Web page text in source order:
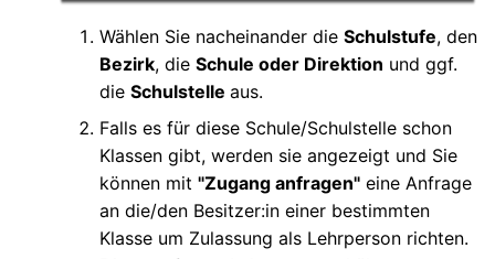
Wählen Sie nacheinander die Schulstufe, den
Bezirk, die Schule oder Direktion und ggf.
die Schulstelle aus.
Falls es für diese Schule/Schulstelle schon
Klassen gibt, werden sie angezeigt und Sie
können mit "Zugang anfragen" eine Anfrage
an die/den Besitzer:in einer bestimmten
Klasse um Zulassung als Lehrperson richten.